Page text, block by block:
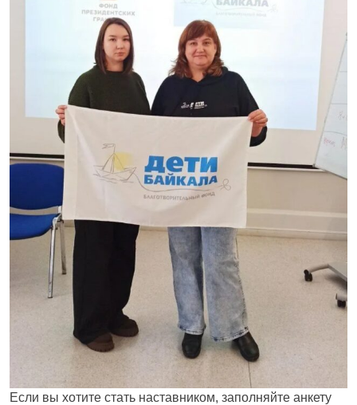
Если вы хотите стать наставником, заполняйте анкету